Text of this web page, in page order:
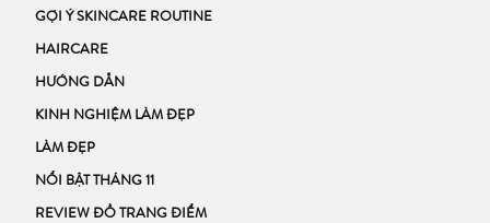
GỢI Ý SKINCARE ROUTINE
HAIRCARE
HƯỚNG DẪN
KINH NGHIỆM LÀM ĐẸP
LÀM ĐẸP
NỔI BẬT THÁNG 11
REVIEW ĐỒ TRANG ĐIỂM